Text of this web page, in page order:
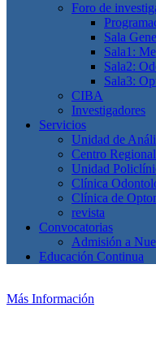
Foro de
Sala
Sala1:
Sala2:
Sala3:
CIBA
Investigadores
Servicios
Unidad de
Centro
Unidad
Clínica
Clínica de
revista
Convocatorias
Admisión a
Educación Continua
Más Información